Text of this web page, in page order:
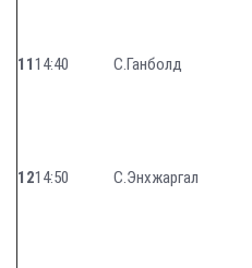
1114:40 С.Ганболд
1214:50 С.Энхжаргал